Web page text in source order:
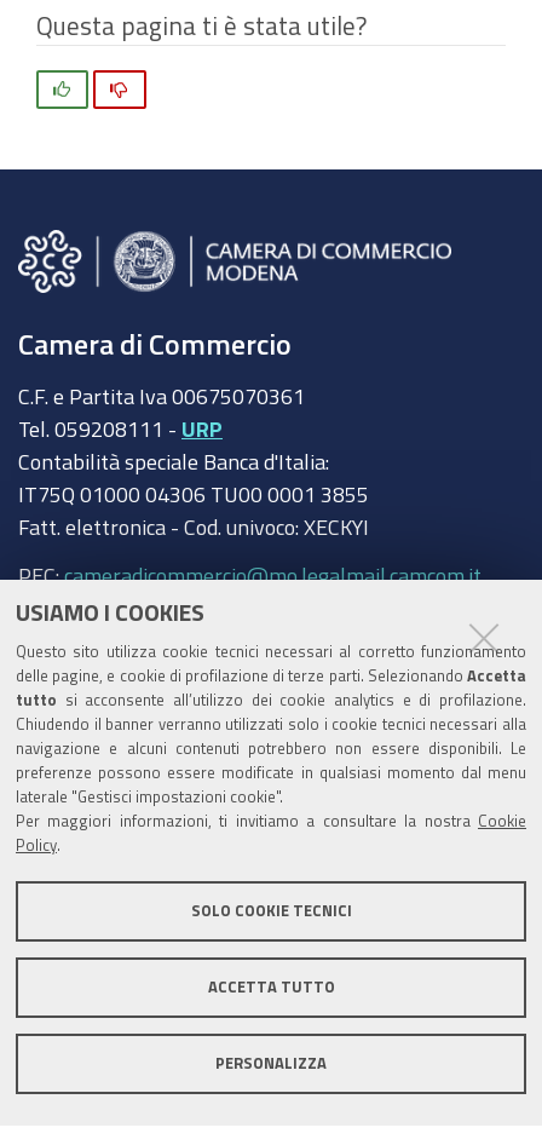
USIAMO I COOKIES
Questo sito utilizza cookie tecnici necessari al corretto funzionamento
delle pagine, e cookie di profilazione di terze parti. Selezionando Accetta
tutto si acconsente all’utilizzo dei cookie analytics e di profilazione.
Chiudendo il banner verranno utilizzati solo i cookie tecnici necessari alla
navigazione e alcuni contenuti potrebbero non essere disponibili. Le
preferenze possono essere modificate in qualsiasi momento dal menu
laterale "Gestisci impostazioni cookie".
Per maggiori informazioni, ti invitiamo a consultare la nostra Cookie
Policy
SOLO COOKIE TECNICI
ACCETTA TUTTO
PERSONALIZZA
18
2022
Questa pagina ti è stata utile?
Camera di Commercio
C.F. e Partita Iva 00675070361
Tel. 059208111 - URP
Contabilità speciale Banca d'Italia:
IT75Q 01000 04306 TU00 0001 3855
Fatt. elettronica - Cod. univoco: XECKYI
PEC:cameradicommercio@mo.legalmail.camcom.it
Trasparenza
Amministrazione trasparente
Albo Camerale
Pubblicità Legale
Area riservata Amministratori
Informativa generale
Informative privacy
Accessibilità
Note legali
Informativa estesa sui cookie
Social media policy